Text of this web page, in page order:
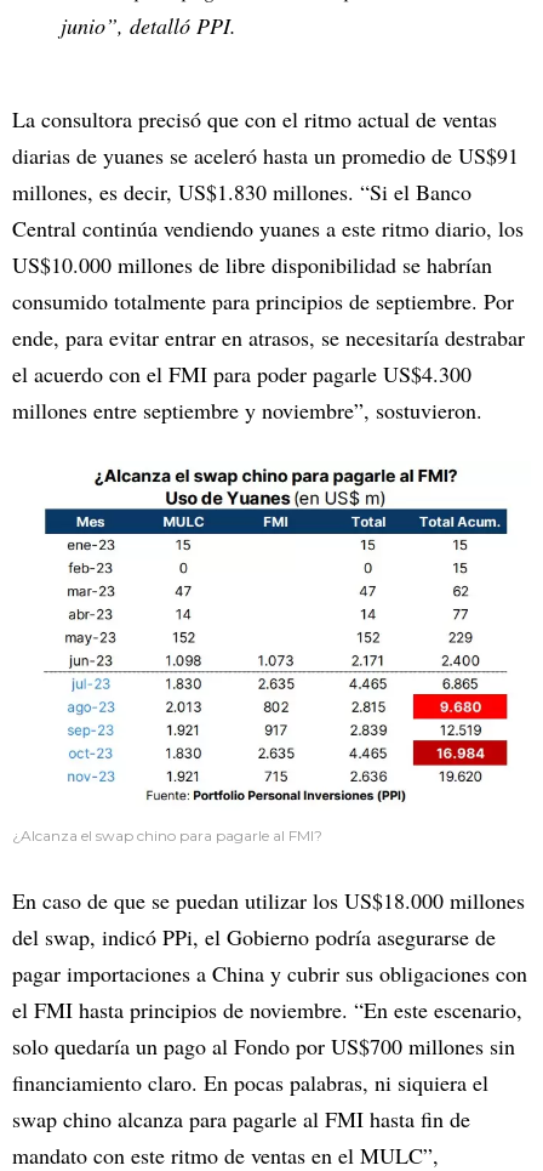
junio”, detalló PPI.
La consultora precisó que con el ritmo actual de ventas
diarias de yuanes se aceleró hasta un promedio de US$91
millones, es decir, US$1.830 millones. “Si el Banco
Central continúa vendiendo yuanes a este ritmo diario, los
US$10.000 millones de libre disponibilidad se habrían
consumido totalmente para principios de septiembre. Por
ende, para evitar entrar en atrasos, se necesitaría destrabar
el acuerdo con el FMI para poder pagarle US$4.300
millones entre septiembre y noviembre”, sostuvieron.
¿Alcanza el swap chino para pagarle al FMI?
En caso de que se puedan utilizar los US$18.000 millones
del swap, indicó PPi, el Gobierno podría asegurarse de
pagar importaciones a China y cubrir sus obligaciones con
el FMI hasta principios de noviembre. “En este escenario,
solo quedaría un pago al Fondo por US$700 millones sin
financiamiento claro. En pocas palabras, ni siquiera el
swap chino alcanza para pagarle al FMI hasta fin de
mandato con este ritmo de ventas en el MULC”,